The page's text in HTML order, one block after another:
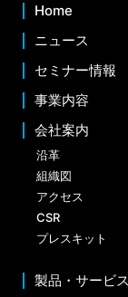
Home
ニュース
セミナー情報
事業内容
会社案内
沿革
組織図
アクセス
CSR
プレスキット
製品・サービス